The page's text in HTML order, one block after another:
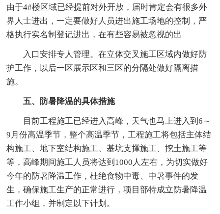
由于4#楼区域已经提前对外开放，届时肯定会有很多外
界人士进出，一定要做好人员进出施工场地的控制，严
格执行实名制登记进出，在有些容易被忽视的出
入口安排专人管理。在立体交叉施工区域内做好防
护工作，以后一区展示区和三区的分隔处做好隔离措
施。
五、防暑降温的具体措施
目前工程施工已经进入高峰，天气也马上进入到6～
9月份高温季节，整个高温季节，工程施工将包括主体结
构施工、地下室结构施工、基坑支撑施工、挖土施工等
等，高峰期间施工人员将达到1000人左右，为切实做好
今年的防暑降温工作，杜绝食物中毒、中暑事件的发
生，确保施工生产的正常进行，项目部特成立防暑降温
工作小组，并制定以下计划。